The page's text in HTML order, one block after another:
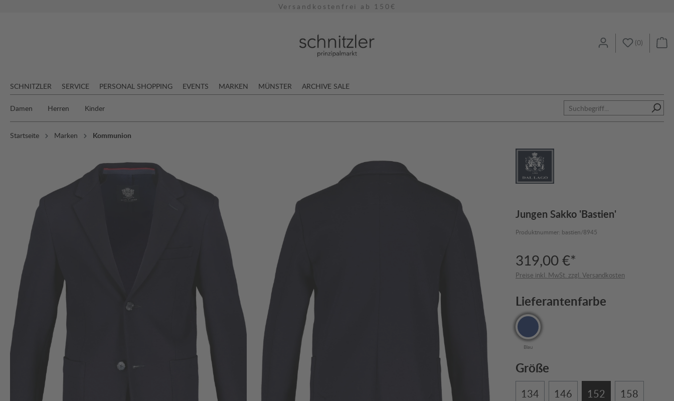
Versandkostenfrei ab 150€
(0)
SCHNITZLER SERVICE PERSONAL SHOPPING EVENTS MARKEN MÜNSTER ARCHIVE SALE
Damen Herren Kinder
Startseite Marken Kommunion
Jungen Sakko 'Bastien'
Produktnummer: bastien/8945
319,00 €*
Preise inkl. MwSt. zzgl. Versandkosten
Lieferantenfarbe
Blau
Größe
134 146 152 158